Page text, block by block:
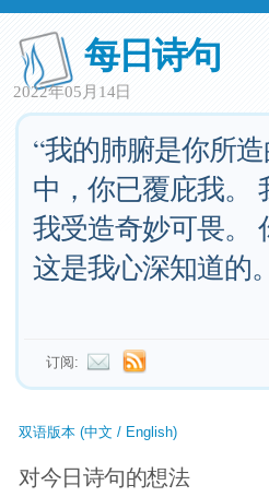
每日诗句
2022年05月14日
“我的肺腑是你所
中，你已覆庇我。
我受造奇妙可畏。
这是我心深知道的
订阅:
双语版本 (中文 / English)
对今日诗句的想法